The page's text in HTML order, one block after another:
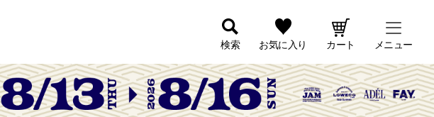
検索 お気に入り カート メニュー